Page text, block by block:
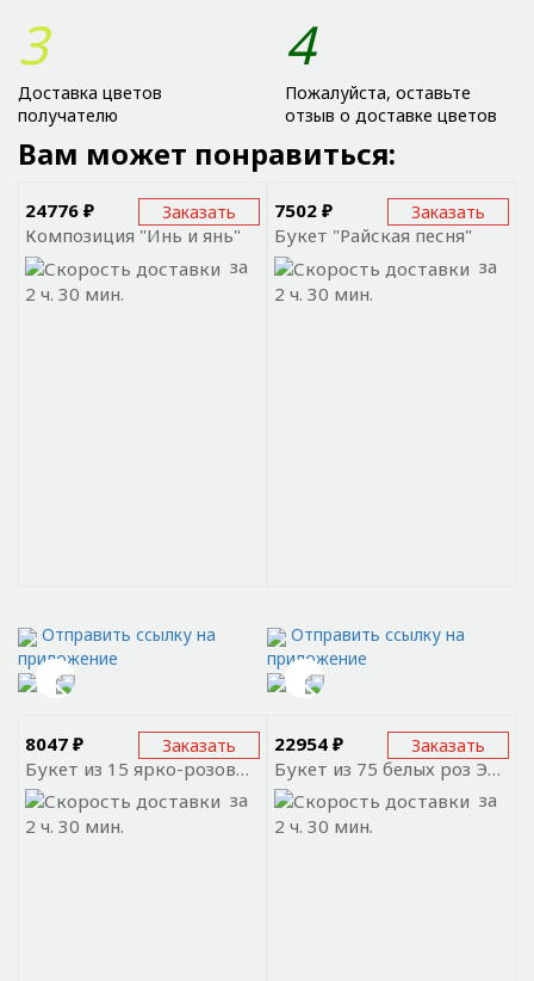
3
Доставка цветов
получателю
4
Пожалуйста, оставьте
отзыв о доставке цветов
Вам может понравиться:
Заказать
24776 ₽
Композиция "Инь и янь"
за
2 ч. 30 мин.
Отправить ссылку на
приложение
Заказать
7502 ₽
Букет "Райская песня"
за
2 ч. 30 мин.
Отправить ссылку на
приложение
Заказать
8047 ₽
Букет из 15 ярко-розовых роз Премиум Эквадор
за
2 ч. 30 мин.
Заказать
22954 ₽
Букет из 75 белых роз Эквадор
за
2 ч. 30 мин.